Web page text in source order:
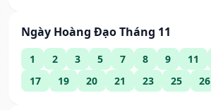
Ngày Hoàng Đạo Tháng 11
1 2 3 5 7 8 9 11
17
19 20 21 23 25 26